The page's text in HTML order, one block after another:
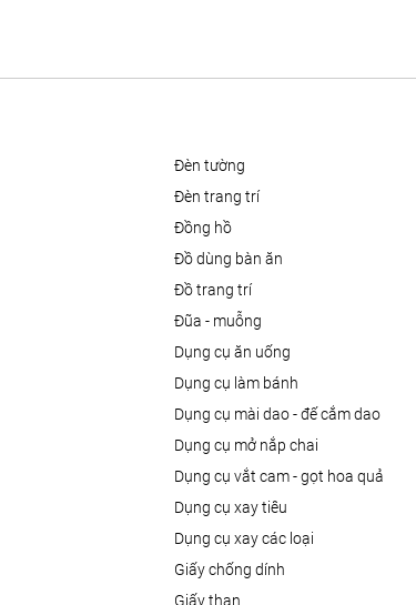
đèn tường
đèn trang trí
đồng hồ
đồ dùng bàn ăn
đồ trang trí
đũa - muỗng
dụng cụ ăn uống
dụng cụ làm bánh
dụng cụ mài dao - đế cắm dao
dụng cụ mở nắp chai
dụng cụ vắt cam - gọt hoa quả
dụng cụ xay tiêu
dụng cụ xay các loại
giấy chống dính
giấy than